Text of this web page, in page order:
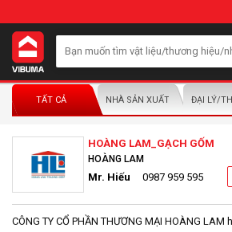
TẤT CẢ NHÀ SẢN XUẤT/NHÀ PHÂN
ĐẠI LÝ/
HOÀNG LAM_GẠCH GỐM
HOÀNG LAM
Mr. Hiếu 0987 959 595
CÔNG TY CỔ PHẦN THƯƠNG MẠI HOÀNG